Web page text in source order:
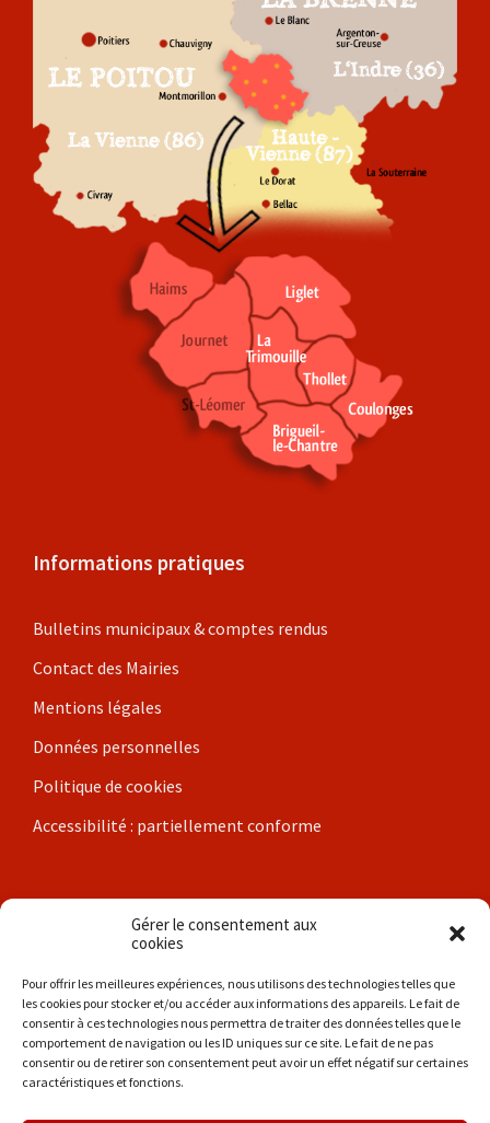
Gérer le consentement aux
cookies
Pour offrir les meilleures expériences, nous utilisons des technologies telles que
les cookies pour stocker et/ou accéder aux informations des appareils. Le fait de
consentir à ces technologies nous permettra de traiter des données telles que le
comportement de navigation ou les ID uniques sur ce site. Le fait de ne pas
consentir ou de retirer son consentement peut avoir un effet négatif sur certaines
caractéristiques et fonctions.
Informations pratiques
Bulletins municipaux & comptes rendus
Contact des Mairies
Mentions légales
Données personnelles
Politique de cookies
Accessibilité : partiellement conforme
Nos communes
Brigueil-le-Chantre
Coulonges
Les Hérolles
La Trimouille